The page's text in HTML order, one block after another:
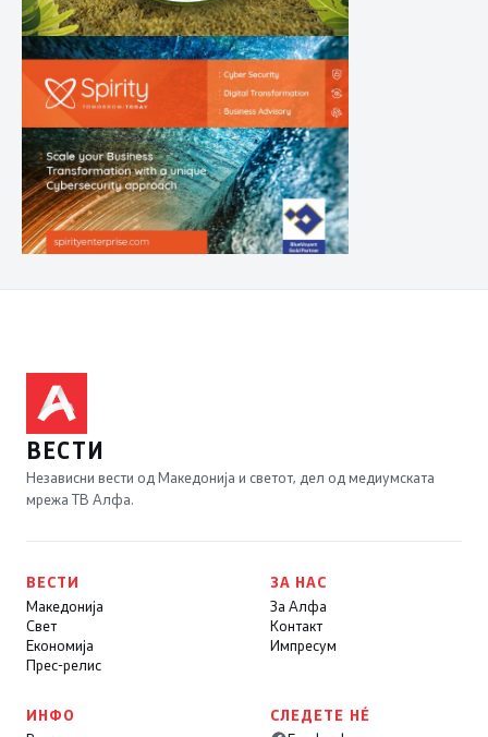
ВЕСТИ
Независни вести од Македонија и светот, дел од медиумската
мрежа ТВ Алфа.
ВЕСТИ
Македонија
Свет
Економија
Прес-релис
ЗА НАС
За Алфа
Контакт
Импресум
ИНФО
СЛЕДЕТЕ НÉ